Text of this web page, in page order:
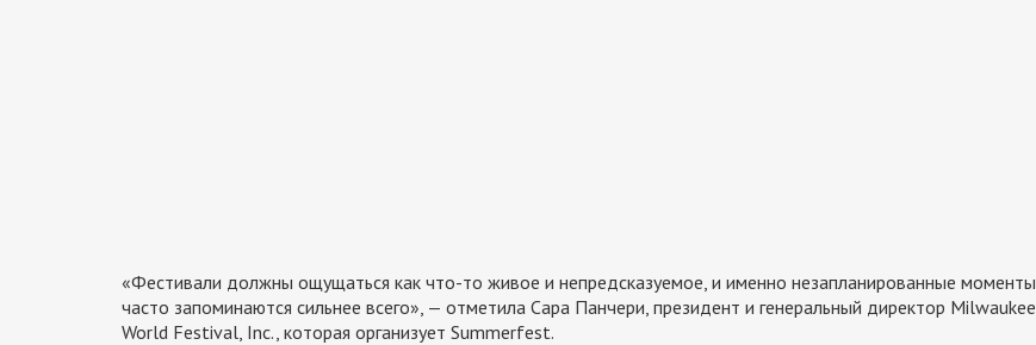
«Фестивали должны ощущаться как что-то живое и непредсказуемое, и именно незапланированные моменты
часто запоминаются сильнее всего», — отметила Сара Панчери, президент и генеральный директор Milwaukee
World Festival, Inc., которая организует Summerfest.